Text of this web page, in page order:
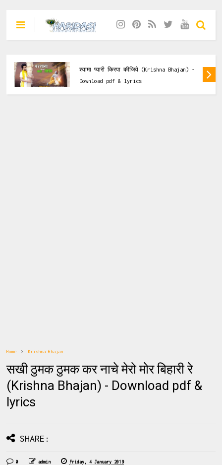
(Krishna Bhajan) -
लाला मैया अंजनी का श्री राम का
(Krishna Bhajan) -
Home Krishna Bhajan
सखी ठुमक ठुमक कर नाचे मेरो मोर बिहारी रे
(Krishna Bhajan) - Download pdf &
lyrics
SHARE:
0 admin Friday, 4 January 2019